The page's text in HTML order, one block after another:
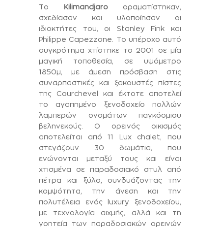
Το Kilimandjaro οραματίστηκαν,
σχεδίασαν και υλοποίησαν οι
ιδιοκτήτες του, οι Stanley Fink και
Philippe Capezzone. Το υπέροχο αυτό
συγκρότημα χτίστηκε το 2001 σε μία
μαγική τοποθεσία, σε υψόμετρο
1850μ, με άμεση πρόσβαση στις
συναρπαστικές και ξακουστές πίστες
της Courchevel και έκτοτε αποτελεί
το αγαπημένο ξενοδοχείο πολλών
λαμπερών ονομάτων παγκόσμιου
βεληνεκούς. Ο ορεινός οικισμός
αποτελείται από 11 Lux chalet, που
στεγάζουν 30 δωμάτια, που
ενώνονται μεταξύ τους και είναι
χτισμένα σε παραδοσιακό στυλ από
πέτρα και ξύλο, συνδυάζοντας την
κομψότητα, την άνεση και την
πολυτέλεια ενός luxury ξενοδοχείου,
με τεχνολογία αιχμής, αλλά και τη
γοητεία των παραδοσιακών ορεινών